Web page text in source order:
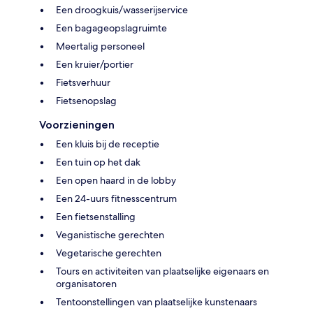
Een droogkuis/wasserijservice
Een bagageopslagruimte
Meertalig personeel
Een kruier/portier
Fietsverhuur
Fietsenopslag
Voorzieningen
Een kluis bij de receptie
Een tuin op het dak
Een open haard in de lobby
Een 24-uurs fitnesscentrum
Een fietsenstalling
Veganistische gerechten
Vegetarische gerechten
Tours en activiteiten van plaatselijke eigenaars en
organisatoren
Tentoonstellingen van plaatselijke kunstenaars